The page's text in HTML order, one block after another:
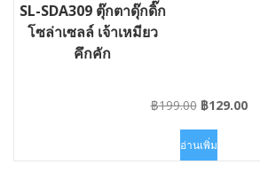
SL-SDA309 ตุ๊กตาดุ๊กดิ๊ก
โซล่าเซลล์ เจ้าเหมียว
คึกคัก
฿199.00 Original
was:
฿199.00.
฿129.00
อ่านเพิ่ม